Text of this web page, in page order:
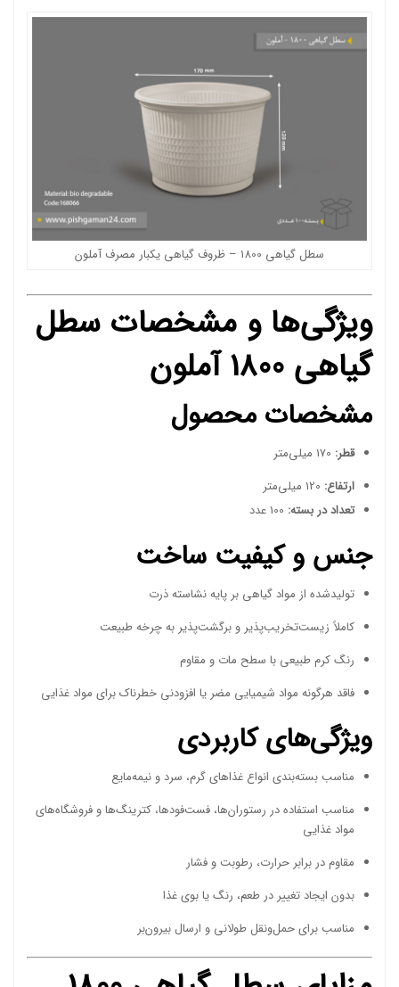
سطل گیاهی 1800 – ظروف گیاهی یکبار مصرف آملون
ویژگی‌ها و مشخصات سطل
گیاهی 1800 آملون
مشخصات محصول
قطر:
ارتفاع:
تعداد در بسته:
جنس و کیفیت ساخت
تولیدشده از مواد گیاهی بر پایه نشاسته ذرت
کاملاً زیست‌تخریب‌پذیر و برگشت‌پذیر به چرخه طبیعت
رنگ کرم طبیعی با سطح مات و مقاوم
فاقد هرگونه مواد شیمیایی مضر یا افزودنی خطرناک برای مواد غذایی
ویژگی‌های کاربردی
مناسب بسته‌بندی انواع غذاهای گرم، سرد و نیمه‌مایع
مناسب استفاده در رستوران‌ها، فست‌فودها، کترینگ‌ها و فروشگاه‌های
مواد غذایی
مقاوم در برابر حرارت، رطوبت و فشار
بدون ایجاد تغییر در طعم، رنگ یا بوی غذا
مناسب برای حمل‌ونقل طولانی و ارسال بیرون‌بر